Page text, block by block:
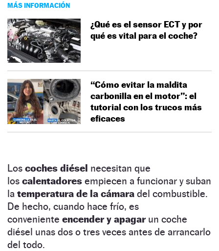
MÁS INFORMACIÓN
¿Qué es el sensor ECT y por
qué es vital para el coche?
“Cómo evitar la maldita
carbonilla en el motor”: el
tutorial con los trucos más
eficaces
Los coches diésel necesitan que
los calentadores empiecen a funcionar y suban
la temperatura de la cámara del combustible.
De hecho, cuando hace frío, es
conveniente encender y apagarun coche
diésel unas dos o tres veces antes de arrancarlo
del todo.